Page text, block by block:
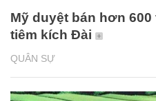
QUÂN SỰ
Mỹ duyệt bán hơn
tiêm kích Đài